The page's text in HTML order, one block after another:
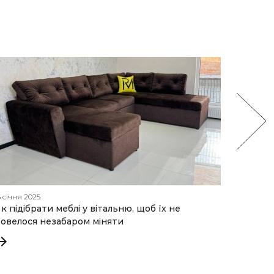
січня 2025
підібрати меблі у вітальню, щоб їх не
незабаром міняти